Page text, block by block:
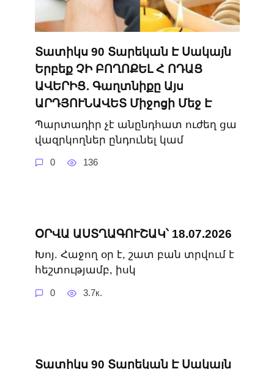
Տատիկս 90 Տարեկան Է Սակայն
Երբեք ՉԻ ԲՈՂՈՔԵԼ Հ ՈԴԱՑ
ԱՎԵՐԻՑ․ Գաղտնիքը Այս
ԱՐԴՅՈՒՆԱՎԵՏ Միջոցի Մեջ Է
Պարտադիր չէ անընդհատ ուժեղ ցա
վազրկողներ ընդունել կամ
0 136
ՕՐՎԱ ԱՍՏՂԱԳՈՒՇԱԿ՝ 18.07.2026
Խոյ. Հաջող օր է, շատ բան տրվում է
հեշտությամբ, իսկ
0 3.7к.
Տատիկս 90 Տարեկան Է Սակայն